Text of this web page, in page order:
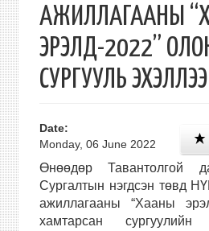
АЖИЛЛАГААНЫ
ЭРЭЛД-2022”
СУРГУУЛЬ ЭХЭЛЛЭЭ
Date:
Monday, 06 June 2022
Өнөөдөр Тавантолгой
Сургалтын нэгдсэн төвд
ажиллагааны “Хааны
хамтарсан